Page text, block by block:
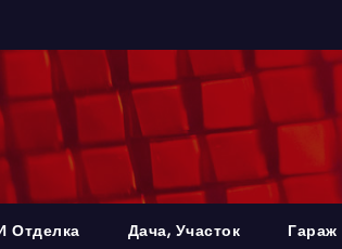
Отделка Дача, Участок